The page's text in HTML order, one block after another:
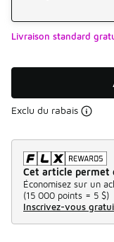
Livraison standard
Exclu du rabais
Cet article permet
Économisez sur un
(15 000 points = 5 $)
Inscrivez-vous